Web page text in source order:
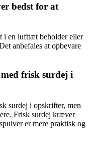
bedst for at
i en lufttæt beholder eller
anbefales at opbevare
frisk surdej i
surdej i opskrifter, men
Frisk surdej kræver
er mere praktisk og